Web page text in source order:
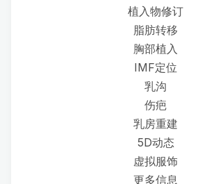
植入物修订
脂肪转移
胸部植入
IMF定位
乳沟
伤疤
乳房重建
5D动态
虚拟服饰
更多信息